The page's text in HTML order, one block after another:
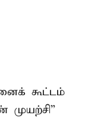
கூட்டம்